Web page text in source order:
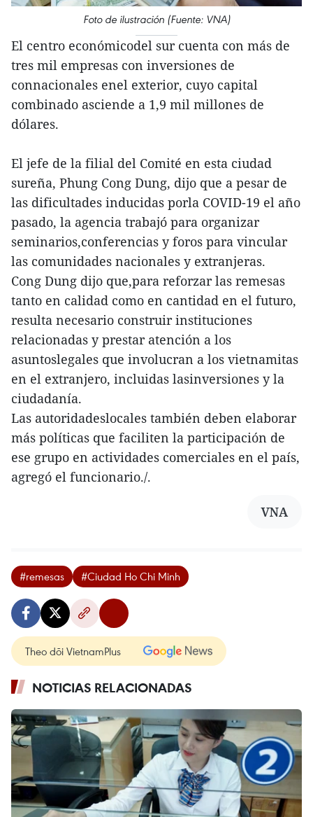
Foto de ilustración (Fuente: VNA)
El centro económicodel sur cuenta con más de
tres mil empresas con inversiones de
connacionales enel exterior, cuyo capital
combinado asciende a 1,9 mil millones de
dólares.
El jefe de la filial del Comité en esta ciudad
sureña, Phung Cong Dung, dijo que a pesar de
las dificultades inducidas porla COVID-19 el año
pasado, la agencia trabajó para organizar
seminarios,conferencias y foros para vincular
las comunidades nacionales y extranjeras.
Cong Dung dijo que,para reforzar las remesas
tanto en calidad como en cantidad en el futuro,
resulta necesario construir instituciones
relacionadas y prestar atención a los
asuntoslegales que involucran a los vietnamitas
en el extranjero, incluidas lasinversiones y la
ciudadanía.
Las autoridadeslocales también deben elaborar
más políticas que faciliten la participación de
ese grupo en actividades comerciales en el país,
agregó el funcionario./.
VNA
#remesas #Ciudad Ho Chi Minh
Theo dõi VietnamPlus
NOTICIAS RELACIONADAS